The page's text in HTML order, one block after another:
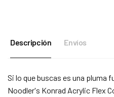
Descripción Envíos
Si lo que buscas es una pluma
Noodler's Konrad Acrylic Flex